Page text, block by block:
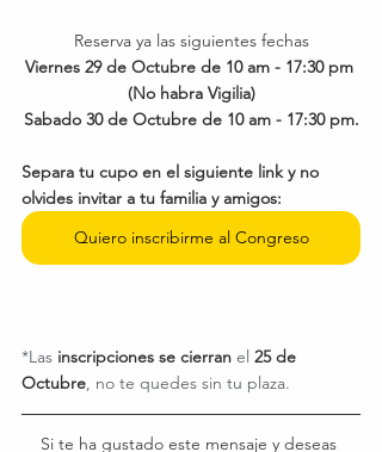
Reserva ya las siguientes fechas
Viernes 29 de Octubre de 10 am - 17:30 pm
(No habra Vigilia)
Sabado 30 de Octubre de 10 am - 17:30 pm.
Separa tu cupo en el siguiente link y no
olvides invitar a tu familia y amigos:
Quiero inscribirme al Congreso
*Las inscripciones se cierran el 25 de
Octubre , no te quedes sin tu plaza.
Si te ha gustado este mensaje y deseas